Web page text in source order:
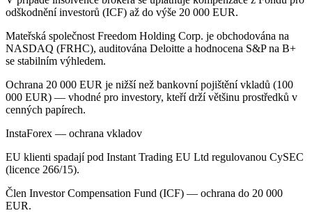
odškodnění investorů (ICF) až do výše 20 000 EUR.
Mateřská společnost Freedom Holding Corp. je obchodována na
NASDAQ (FRHC), auditována Deloitte a hodnocena S&P na B+
se stabilním výhledem.
Ochrana 20 000 EUR je nižší než bankovní pojištění vkladů (100
000 EUR) — vhodné pro investory, kteří drží většinu prostředků v
cenných papírech.
InstaForex — ochrana vkladov
EU klienti spadají pod Instant Trading EU Ltd regulovanou CySEC
(licence 266/15).
Člen Investor Compensation Fund (ICF) — ochrana do 20 000
EUR.